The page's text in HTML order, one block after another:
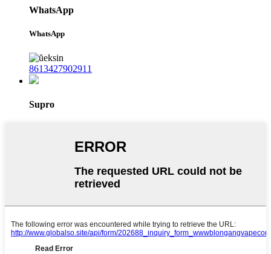
WhatsApp
WhatsApp
8613427902911
Supro